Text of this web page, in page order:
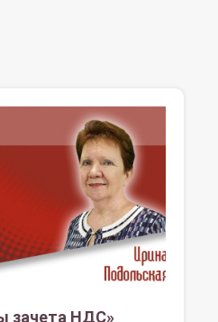
зачета НДС»